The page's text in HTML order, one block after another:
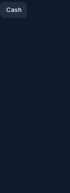
Cash